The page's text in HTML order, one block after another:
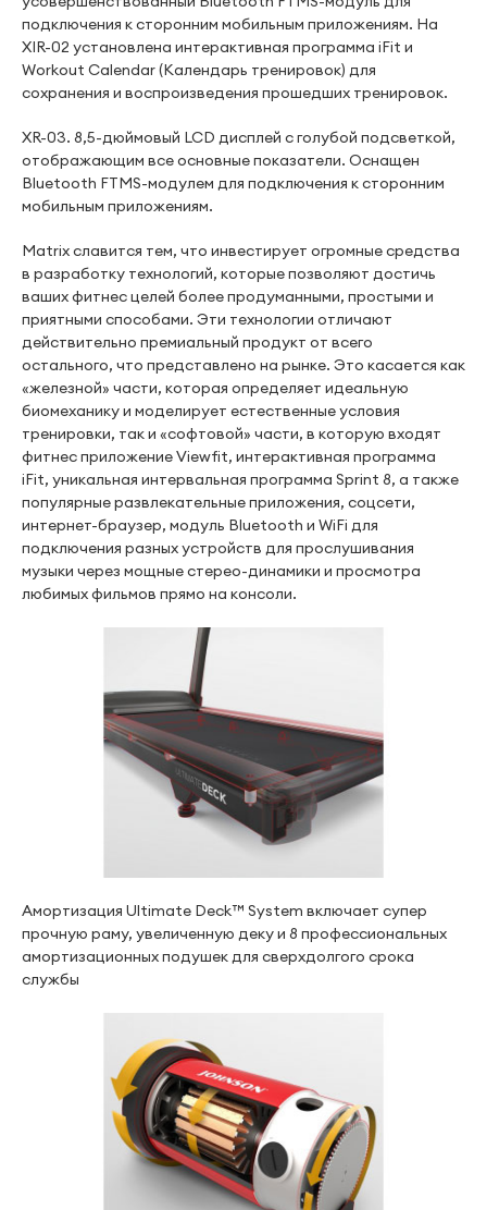
подключения к сторонним мобильным приложениям. На
XIR-02 установлена интерактивная программа iFit и
Workout Calendar (Календарь тренировок) для
сохранения и воспроизведения прошедших тренировок.
XR-03. 8,5-дюймовый LCD дисплей с голубой подсветкой,
отображающим все основные показатели. Оснащен
Bluetooth FTMS-модулем для подключения к сторонним
мобильным приложениям.
Matrix славится тем, что инвестирует огромные средства
в разработку технологий, которые позволяют достичь
ваших фитнес целей более продуманными, простыми и
приятными способами. Эти технологии отличают
действительно премиальный продукт от всего
остального, что представлено на рынке. Это касается как
«железной» части, которая определяет идеальную
биомеханику и моделирует естественные условия
тренировки, так и «софтовой» части, в которую входят
фитнес приложение Viewfit, интерактивная программа
iFit, уникальная интервальная программа Sprint 8, а также
популярные развлекательные приложения, соцсети,
интернет-браузер, модуль Bluetooth и WiFi для
подключения разных устройств для прослушивания
музыки через мощные стерео-динамики и просмотра
любимых фильмов прямо на консоли.
Амортизация Ultimate Deck™ System включает супер
прочную раму, увеличенную деку и 8 профессиональных
амортизационных подушек для сверхдолгого срока
службы